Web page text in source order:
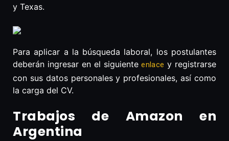
y Texas.
Para aplicar a la búsqueda laboral, los postulantes
deberán ingresar en el siguienteenlace y registrarse
con sus datos personales y profesionales, así como
la carga del CV.
Trabajos de Amazon en
Argentina